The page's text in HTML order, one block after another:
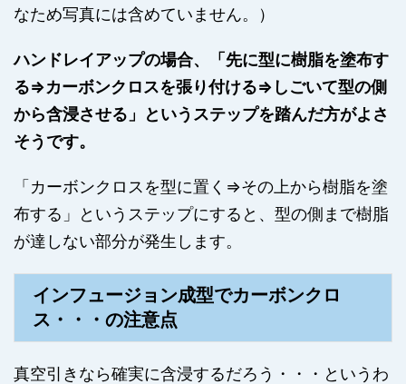
なため写真には含めていません。）
ハンドレイアップの場合、「先に型に樹脂を塗布す
る⇒カーボンクロスを張り付ける⇒しごいて型の側
から含浸させる」というステップを踏んだ方がよさ
そうです。
「カーボンクロスを型に置く⇒その上から樹脂を塗
布する」というステップにすると、型の側まで樹脂
が達しない部分が発生します。
インフュージョン成型でカーボンクロ
ス・・・の注意点
真空引きなら確実に含浸するだろう・・・というわ